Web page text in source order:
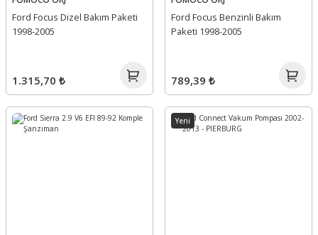
Ford Focus Dizel Bakım Paketi
1998-2005
1.315,70 ₺
Ford Focus Benzinli Bakım
Paketi 1998-2005
789,39 ₺
Yeni